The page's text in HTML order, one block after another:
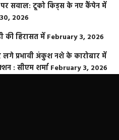
सवाल: टूको किड्स के नए कैंपेन में
2026
की हिरासत में February 3, 2026
लगे प्रभावी अंकुश नशे के कारोबार में
: सीएम शर्मा February 3, 2026